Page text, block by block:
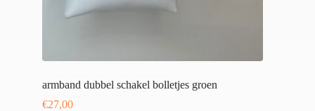
armband dubbel schakel bolletjes groen
€27,00